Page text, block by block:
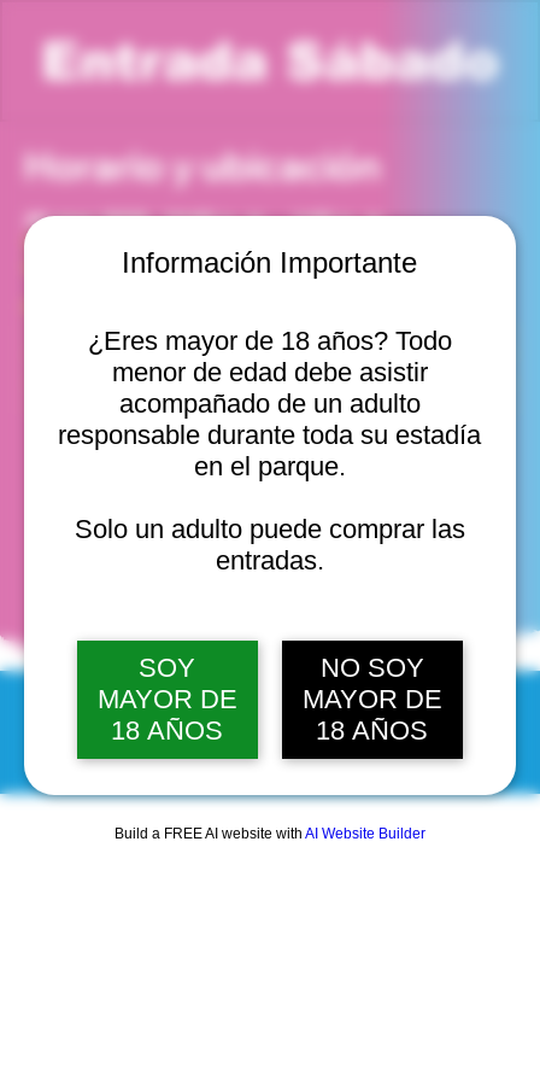
Información Importante
¿Eres mayor de 18 años? Todo
menor de edad debe asistir
acompañado de un adulto
responsable durante toda su estadía
en el parque.
Solo un adulto puede comprar las
entradas.
SOY
MAYOR DE
18 AÑOS
NO SOY
MAYOR DE
18 AÑOS
Build a FREE AI website with AI Website Builder
Entrada Sábado
Horario y ubicación
30 may 2026, 12:00 p. m. – 1:00 p. m.
Viña del Mar, Cam. Internacional 2440, Viña del Mar,
Valparaíso, Chile
sáb, 08 ago, 10:00 a. m.
sáb, 08 ago, 11:00 a. m.
sáb, 08 ago, 12:00 p. m.
Ver 22
fechas
© 2025 by Scantastic.